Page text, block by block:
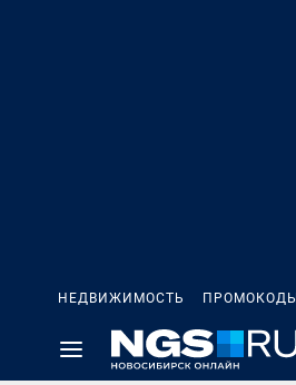
НЕДВИЖИМОСТЬ ПРОМОКОДЫ